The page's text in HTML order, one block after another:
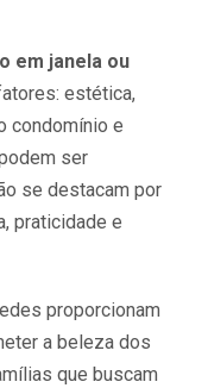
em janela ou
estética,
condomínio e
ser
se destacam por
praticidade e
proporcionam
a beleza dos
que buscam